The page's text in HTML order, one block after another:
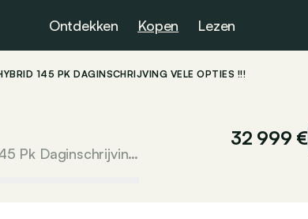
Ontdekken Kopen Lezen
145 PK DAGINSCHRIJVING VELE OPTIES !!!
Gs-Line 1.2 Benzine MHEV / Mild Hybrid 145 Pk Daginschrijving vele opties !!!
32 999 €